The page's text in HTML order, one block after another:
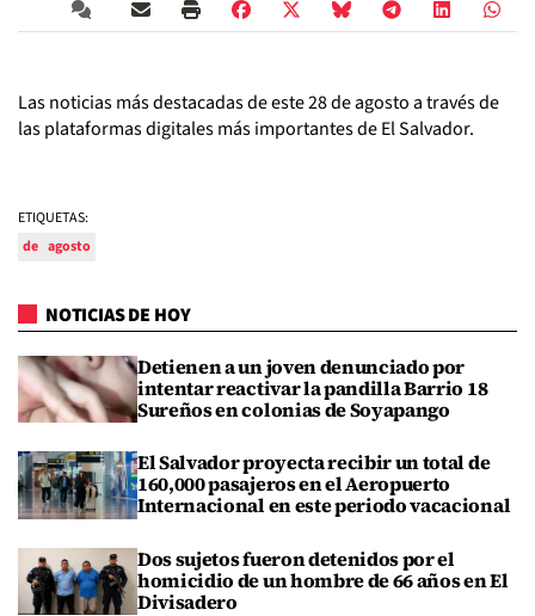
Las noticias más destacadas de este 28 de agosto a través de
las plataformas digitales más importantes de El Salvador.
ETIQUETAS:
de agosto
NOTICIAS DE HOY
Detienen a un joven denunciado por
intentar reactivar la pandilla Barrio 18
Sureños en colonias de Soyapango
El Salvador proyecta recibir un total de
160,000 pasajeros en el Aeropuerto
Internacional en este periodo vacacional
Dos sujetos fueron detenidos por el
homicidio de un hombre de 66 años en El
Divisadero